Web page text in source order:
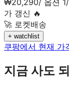
가 갱신 🔥
🚀 로켓배송
+ watchlist
쿠팡에서 현재
지금 사도